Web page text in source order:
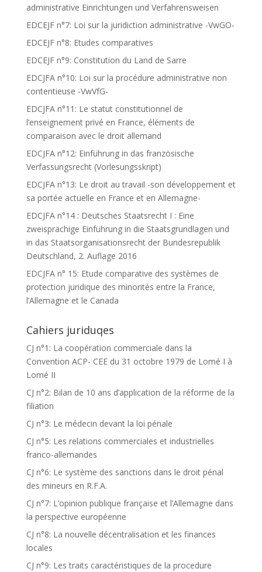
administrative Einrichtungen und Verfahrensweisen
EDCEJF n°7: Loi sur la juridiction administrative -VwGO-
EDCEJF n°8: Etudes comparatives
EDCEJF n°9: Constitution du Land de Sarre
EDCJFA n°10: Loi sur la procédure administrative non
contentieuse -VwVfG-
EDCJFA n°11: Le statut constitutionnel de
l’enseignement privé en France, éléments de
comparaison avec le droit allemand
EDCJFA n°12: Einführung in das französische
Verfassungsrecht (Vorlesungsskript)
EDCJFA n°13: Le droit au travail -son développement et
sa portée actuelle en France et en Allemagne-
EDCJFA n°14 : Deutsches Staatsrecht I : Eine
zweisprachige Einführung in die Staatsgrundlagen und
in das Staatsorganisationsrecht der Bundesrepublik
Deutschland, 2. Auflage 2016
EDCJFA n° 15: Etude comparative des systèmes de
protection juridique des minorités entre la France,
l’Allemagne et le Canada
Cahiers juriduqes
CJ n°1: La coopération commerciale dans la
Convention ACP- CEE du 31 octobre 1979 de Lomé I à
Lomé II
CJ n°2: Bilan de 10 ans d’application de la réforme de la
filiation
CJ n°3: Le médecin devant la loi pénale
CJ n°5: Les relations commerciales et industrielles
franco-allemandes
CJ n°6: Le système des sanctions dans le droit pénal
des mineurs en R.F.A.
CJ n°7: L’opinion publique française et l’Allemagne dans
la perspective européenne
CJ n°8: La nouvelle décentralisation et les finances
locales
CJ n°9: Les traits caractéristiques de la procedure